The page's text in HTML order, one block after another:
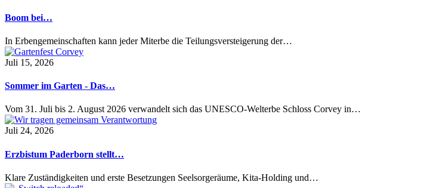
Boom bei…
In Erbengemeinschaften kann jeder Miterbe die Teilungsversteigerung der…
Juli 15, 2026
Sommer im Garten - Das…
Vom 31. Juli bis 2. August 2026 verwandelt sich das UNESCO-Welterbe Schloss Corvey in…
Juli 24, 2026
Erzbistum Paderborn stellt…
Klare Zuständigkeiten und erste Besetzungen Seelsorgeräume, Kita-Holding und…